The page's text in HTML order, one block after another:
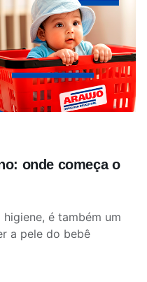
onde começa o
é também um
a pele do bebê